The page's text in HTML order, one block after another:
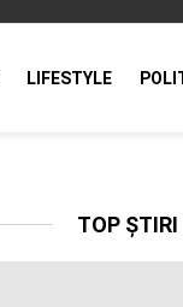
LIFESTYLE
TOP ȘTIRI